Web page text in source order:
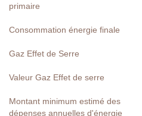
primaire
Consommation énergie finale
Gaz Effet de Serre
Valeur Gaz Effet de serre
Montant minimum estimé des
dépenses annuelles d'énergie